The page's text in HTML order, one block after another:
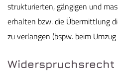
strukturierten, gängigen und
erhalten bzw. die Übermittlung
zu verlangen (bspw. beim
Widerspruchsrecht